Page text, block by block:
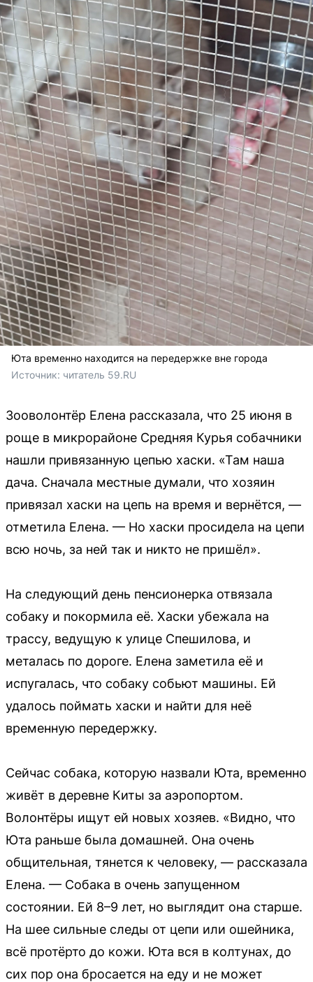
Юта временно находится на передержке вне города
Источник: читатель 59.RU
Зооволонтёр Елена рассказала, что 25 июня в
роще в микрорайоне Средняя Курья собачники
нашли привязанную цепью хаски. «Там наша
дача. Сначала местные думали, что хозяин
привязал хаски на цепь на время и вернётся, —
отметила Елена. — Но хаски просидела на цепи
всю ночь, за ней так и никто не пришёл».
На следующий день пенсионерка отвязала
собаку и покормила её. Хаски убежала на
трассу, ведущую к улице Спешилова, и
металась по дороге. Елена заметила её и
испугалась, что собаку собьют машины. Ей
удалось поймать хаски и найти для неё
временную передержку.
Сейчас собака, которую назвали Юта, временно
живёт в деревне Киты за аэропортом.
Волонтёры ищут ей новых хозяев. «Видно, что
Юта раньше была домашней. Она очень
общительная, тянется к человеку, — рассказала
Елена. — Собака в очень запущенном
состоянии. Ей 8–9 лет, но выглядит она старше.
На шее сильные следы от цепи или ошейника,
всё протёрто до кожи. Юта вся в колтунах, до
сих пор она бросается на еду и не может